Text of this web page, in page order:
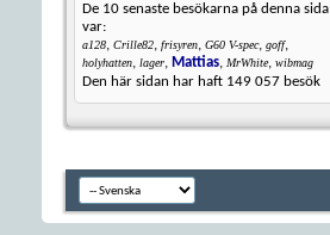
De 10 senaste besökarna på denna sida
var:
a128, Crille82, frisyren, G60 V-spec, goff,
holyhatten, lager, Mattias, MrWhite, wibmag
Den här sidan har haft 149 057 besök